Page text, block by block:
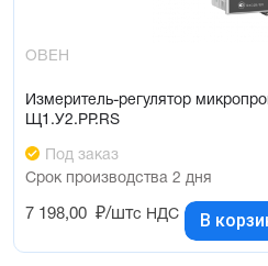
ОВЕН
Измеритель-регулятор
Щ1.У2.РР.RS
Под заказ
Срок производства 2 дня
7 198,00 ₽/штс НДС В